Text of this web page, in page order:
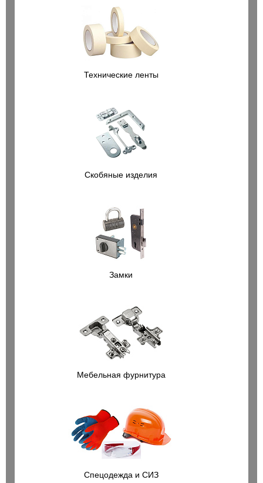
Технические ленты
Скобяные изделия
Замки
Мебельная фурнитура
Спецодежда и СИЗ